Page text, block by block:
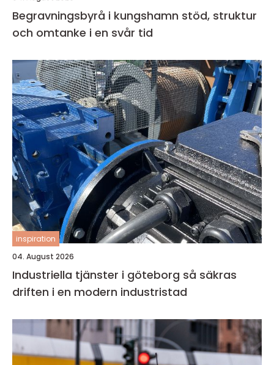
Begravningsbyrå i kungshamn stöd, struktur
och omtanke i en svår tid
inspiration
04. August 2026
Industriella tjänster i göteborg så säkras
driften i en modern industristad